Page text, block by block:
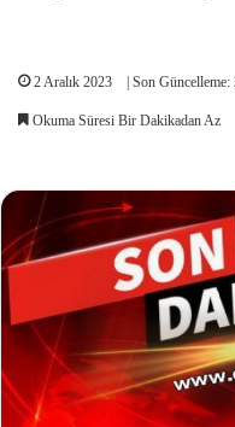
2 Aralık 2023 | Son
Okuma Süresi Bir Dakikadan Az